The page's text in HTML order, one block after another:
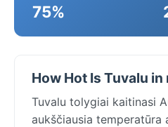
75%
How Hot Is Tuvalu
Tuvalu tolygiai kaitinasi
aukščiausia temperatūra